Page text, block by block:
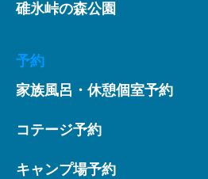
碓氷峠の森公園
予約
家族風呂・休憩個室予約
コテージ予約
キャンプ場予約